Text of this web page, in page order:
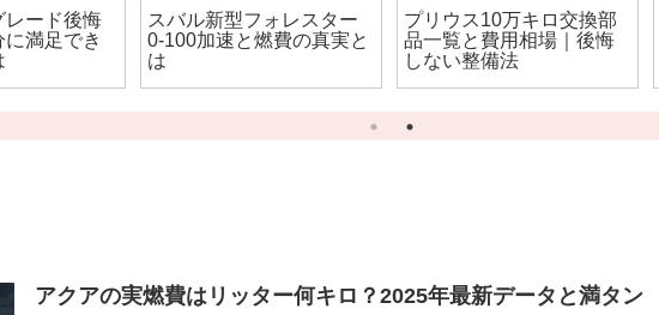
レード後悔
満足でき
スバル新型フォレスター
0-100加速と燃費の真実と
は
プリウス10万キロ交換部
品一覧と費用相場｜後悔
しない整備法
アクアの実燃費はリッター何キロ？2025年最新データと満タン